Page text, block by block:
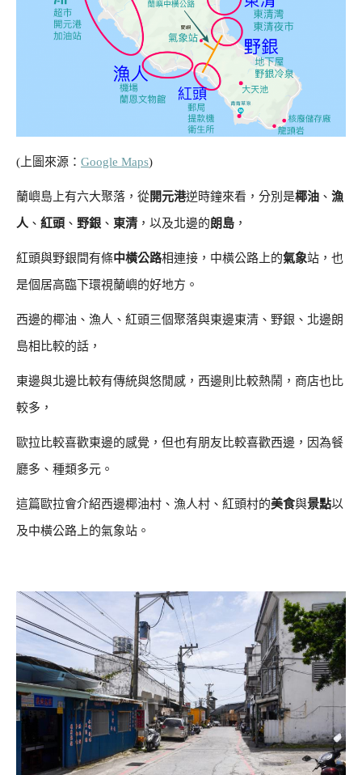
(上圖來源： Google Maps)
蘭嶼島上有六大聚落，從開元港逆時鐘來看，分別是椰油 、 漁
人 、 紅頭 、 野銀 、 東清 ，以及北邊的 朗島 ，
紅頭與野銀間有條中橫公路相連接，中橫公路上的氣象站，也
是個居高臨下環視蘭嶼的好地方。
西邊的椰油、漁人、紅頭三個聚落與東邊東清、野銀、北邊朗
島相比較的話，
東邊與北邊比較有傳統與悠閒感，西邊則比較熱鬧，商店也比
較多，
歐拉比較喜歡東邊的感覺，但也有朋友比較喜歡西邊，因為餐
廳多、種類多元。
這篇歐拉會介紹西邊椰油村、漁人村、紅頭村的美食與景點以
及中橫公路上的氣象站。